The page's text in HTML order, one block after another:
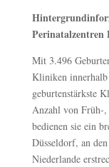
Perinatalzentren
Mit 3.496
Kliniken innerhalb
geburtenstärkste
Anzahl von Früh-
bedienen sie ein
Düsseldorf, an
Niederlande